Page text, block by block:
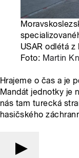
USAR odlétá z
Foto: Martin
Hrajeme o čas a je
Mandát jednotky je
nás tam turecká
hasičského